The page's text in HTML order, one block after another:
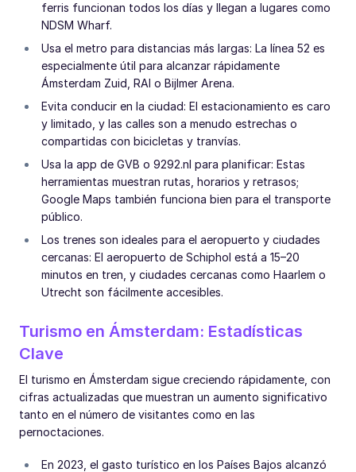
ferris funcionan todos los días y llegan a lugares como
NDSM Wharf.
Usa el metro para distancias más largas: La línea 52 es
especialmente útil para alcanzar rápidamente
Ámsterdam Zuid, RAI o Bijlmer Arena.
Evita conducir en la ciudad: El estacionamiento es caro
y limitado, y las calles son a menudo estrechas o
compartidas con bicicletas y tranvías.
Usa la app de GVB o 9292.nl para planificar: Estas
herramientas muestran rutas, horarios y retrasos;
Google Maps también funciona bien para el transporte
público.
Los trenes son ideales para el aeropuerto y ciudades
cercanas: El aeropuerto de Schiphol está a 15–20
minutos en tren, y ciudades cercanas como Haarlem o
Utrecht son fácilmente accesibles.
Turismo en Ámsterdam: Estadísticas
Clave
El turismo en Ámsterdam sigue creciendo rápidamente, con
cifras actualizadas que muestran un aumento significativo
tanto en el número de visitantes como en las
pernoctaciones.
En 2023, el gasto turístico en los Países Bajos alcanzó